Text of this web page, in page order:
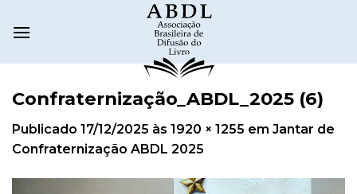
Confraternização_ABDL_2025 (6)
Publicado 17/12/2025 às 1920 × 1255 em Jantar de
Confraternização ABDL 2025